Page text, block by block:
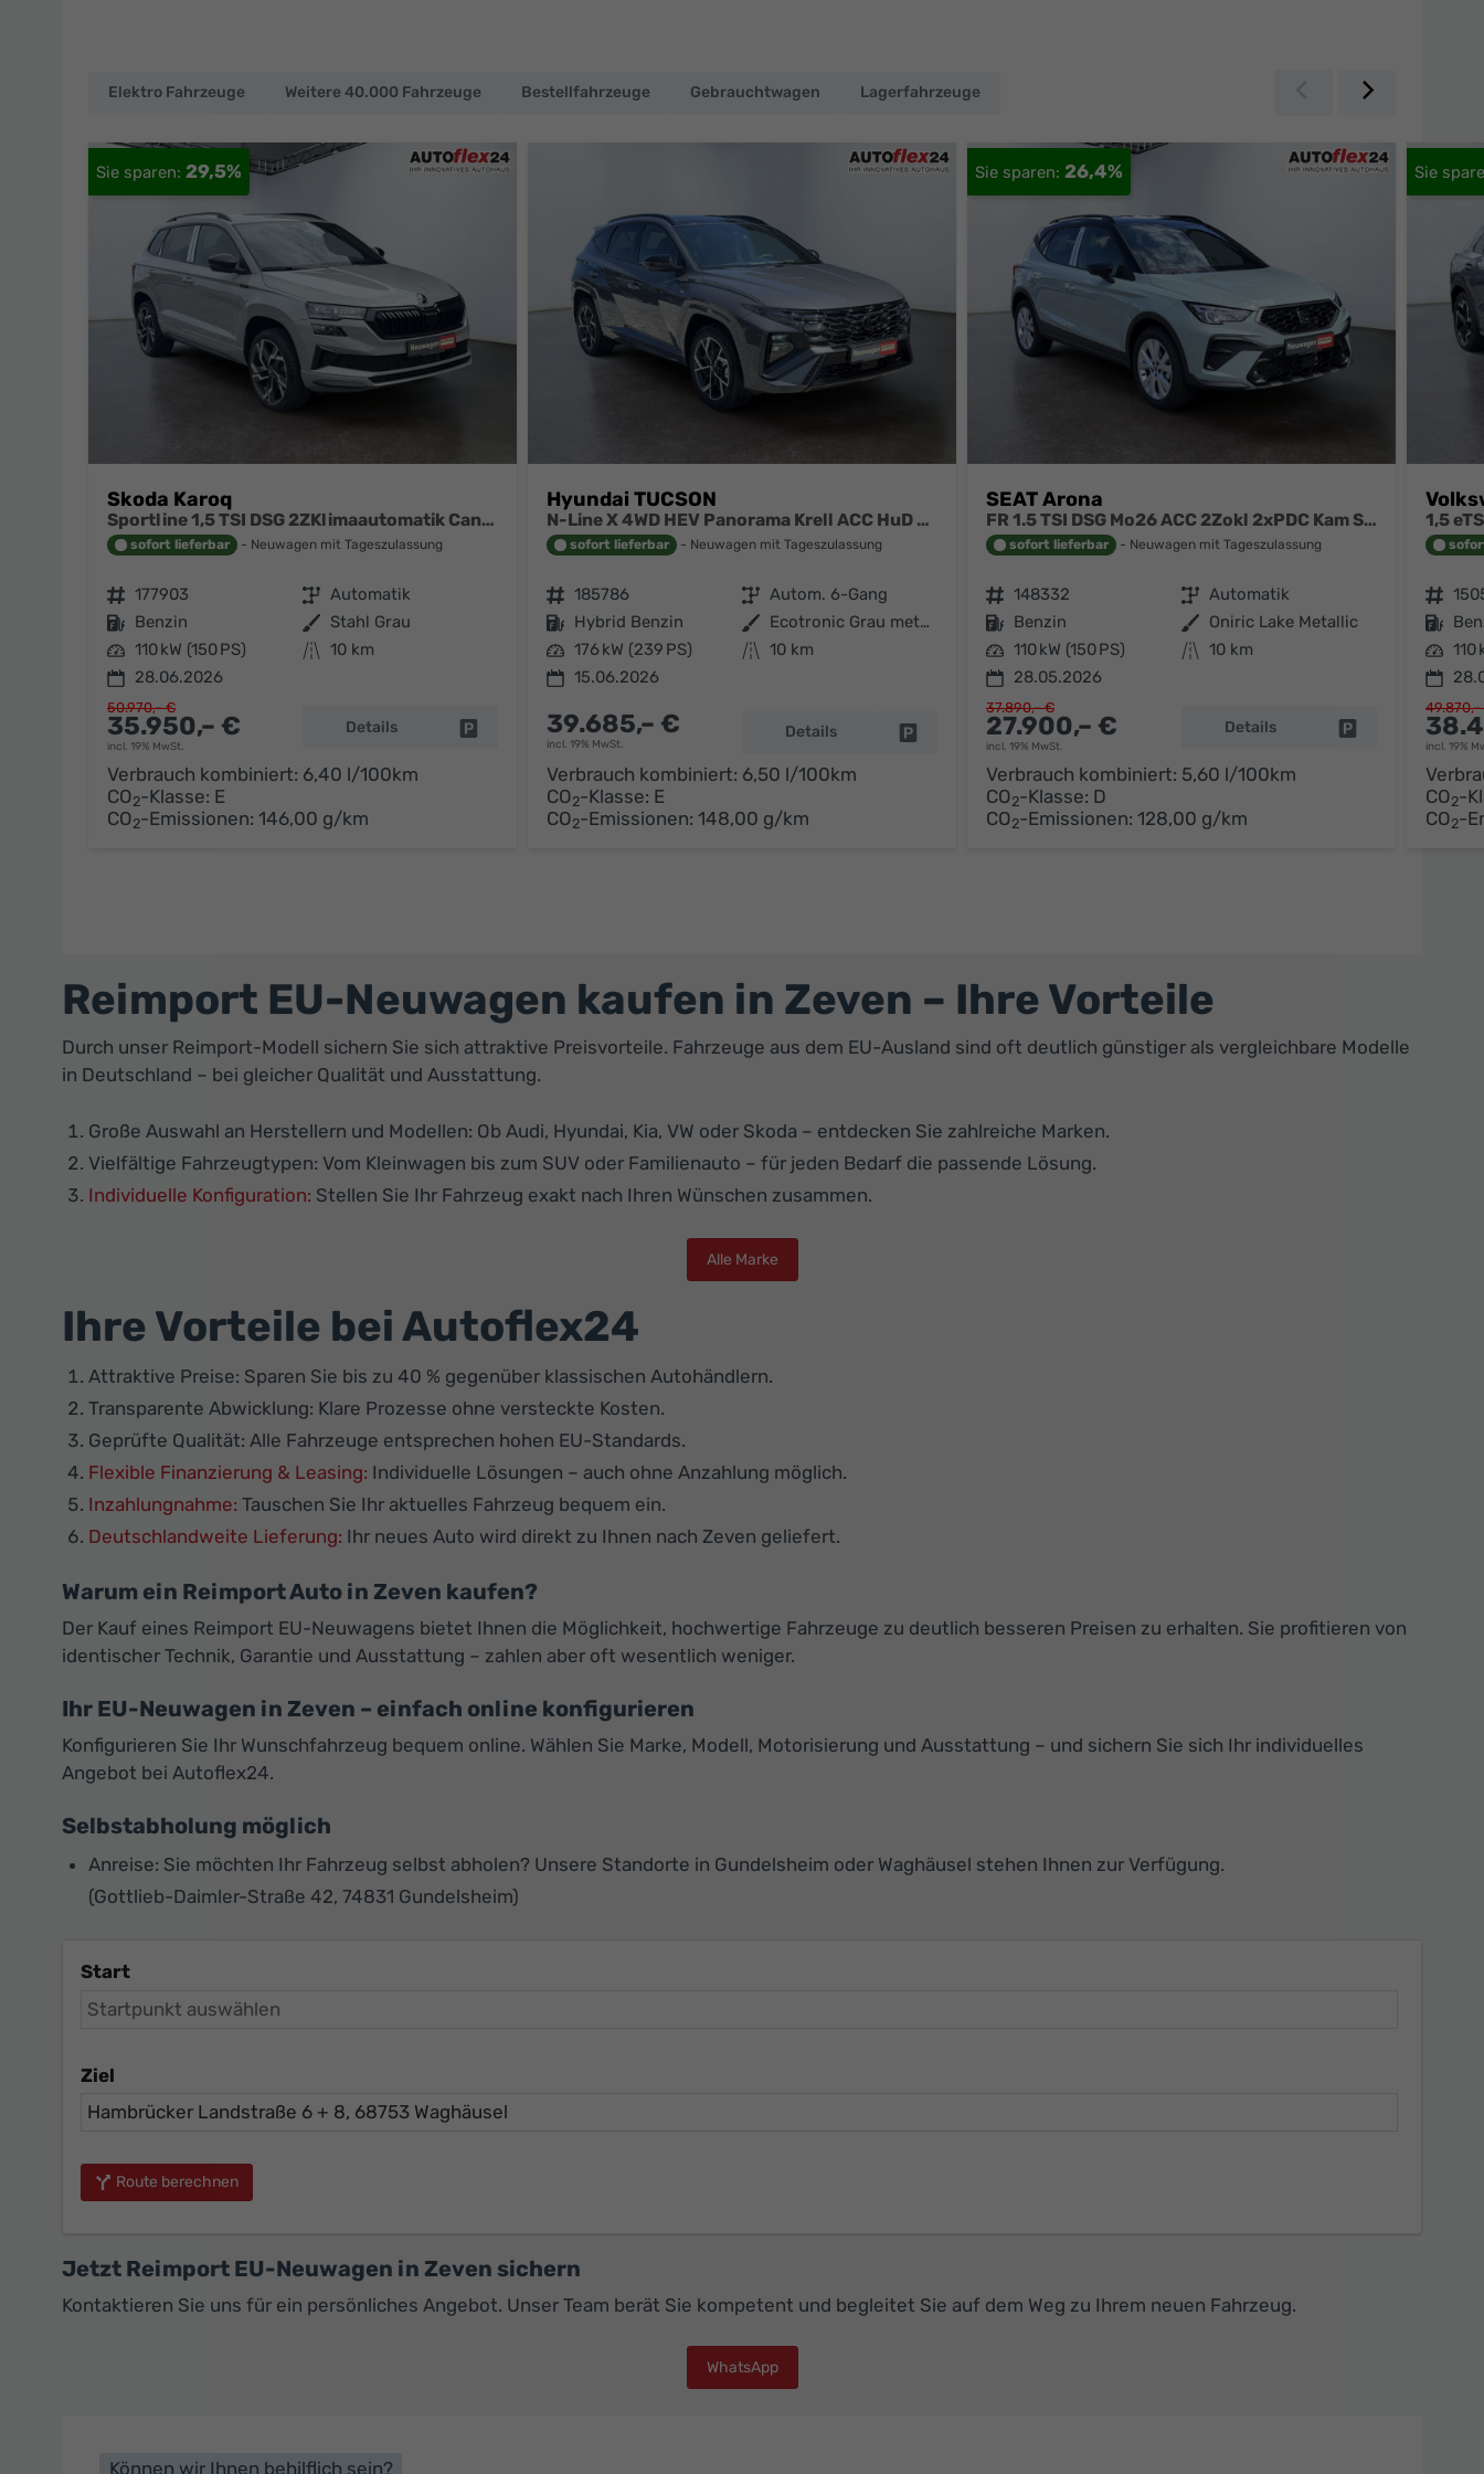
Neuwagen
und
deutsche
Fahrzeuge
Top-
Preisen
Elektro Fahrzeuge Weitere 40.000 Fahrzeuge Bestellfahrzeuge Gebrauchtwagen Lagerfahrzeuge Zurück
29,5%
Skoda Karoq
Sportline 1,5 TSI DSG 2ZKlimaautomatik Canton Anhängerkupplung Totewinkel Assistent 2 x Einparkhilfe Kamera 19 Zoll Felgen adaptiver Tempomat 5J Garantie
sofort lieferbar Neuwagen mit Tageszulassung
Fahrzeugnr. 177903 Getriebe Automatik
Kraftstoff Benzin Außenfarbe Stahl Grau
Leistung 110 kW (150 PS) Kilometerstand 10 km
28.06.2026
35.950,– €
incl. 19% MwSt.
50.970,– €
Details Fahrzeug parken
Verbrauch kombiniert: 6,40 l/100km
CO2-Klasse: E
CO2-Emissionen: 146,00 g/km
Hyundai TUCSON
N-Line X 4WD HEV Panorama Krell ACC HuD elektrische Sitze
sofort lieferbar Neuwagen mit Tageszulassung
Fahrzeugnr. 185786 Getriebe Autom. 6-Gang
Kraftstoff Hybrid Benzin Außenfarbe
Ecotronic Grau metallic
Leistung 176 kW (239 PS) Kilometerstand 10 km
15.06.2026
39.685,– €
incl. 19% MwSt.
Details Fahrzeug parken
Verbrauch kombiniert: 6,50 l/100km
CO2-Klasse: E
CO2-Emissionen: 148,00 g/km
26,4%
SEAT Arona
FR 1.5 TSI DSG Mo26 ACC 2Zokl 2xPDC Kam SHZ Full Link
sofort lieferbar Neuwagen mit Tageszulassung
Fahrzeugnr. 148332 Getriebe Automatik
Kraftstoff Benzin Außenfarbe Oniric Lake Metallic
Leistung 110 kW (150 PS) Kilometerstand 10 km
28.05.2026
27.900,– €
incl. 19% MwSt.
37.890,– €
Details Fahrzeug parken
Verbrauch kombiniert: 5,60 l/100km
CO2-Klasse: D
CO2-Emissionen: 128,00 g/km
Fahrzeugnr.
Kraftstoff
Leistung 110
incl. 19%
CO2-
CO2-
Reimport EU-Neuwagen kaufen in Zeven – Ihre Vorteile
Durch unser Reimport-Modell sichern Sie sich attraktive Preisvorteile. Fahrzeuge aus dem EU-Ausland sind oft deutlich günstiger als vergleichbare Modelle
in Deutschland – bei gleicher Qualität und Ausstattung.
Große Auswahl an Herstellern und Modellen: Ob Audi, Hyundai, Kia, VW oder Skoda – entdecken Sie zahlreiche Marken.
Vielfältige Fahrzeugtypen: Vom Kleinwagen bis zum SUV oder Familienauto – für jeden Bedarf die passende Lösung.
Individuelle Konfiguration: Stellen Sie Ihr Fahrzeug exakt nach Ihren Wünschen zusammen.
Alle Marke
Ihre Vorteile bei Autoflex24
Attraktive Preise: Sparen Sie bis zu 40 % gegenüber klassischen Autohändlern.
Transparente Abwicklung: Klare Prozesse ohne versteckte Kosten.
Geprüfte Qualität: Alle Fahrzeuge entsprechen hohen EU-Standards.
Flexible Finanzierung & Leasing: Individuelle Lösungen – auch ohne Anzahlung möglich.
Inzahlungnahme: Tauschen Sie Ihr aktuelles Fahrzeug bequem ein.
Deutschlandweite Lieferung: Ihr neues Auto wird direkt zu Ihnen nach Zeven geliefert.
Warum ein Reimport Auto in Zeven kaufen?
Der Kauf eines Reimport EU-Neuwagens bietet Ihnen die Möglichkeit, hochwertige Fahrzeuge zu deutlich besseren Preisen zu erhalten. Sie profitieren von
identischer Technik, Garantie und Ausstattung – zahlen aber oft wesentlich weniger.
Ihr EU-Neuwagen in Zeven – einfach online konfigurieren
Konfigurieren Sie Ihr Wunschfahrzeug bequem online. Wählen Sie Marke, Modell, Motorisierung und Ausstattung – und sichern Sie sich Ihr individuelles
Angebot bei Autoflex24.
Selbstabholung möglich
Anreise: Sie möchten Ihr Fahrzeug selbst abholen? Unsere Standorte in Gundelsheim oder Waghäusel stehen Ihnen zur Verfügung.
(Gottlieb-Daimler-Straße 42, 74831 Gundelsheim)
Start
Ziel
Route berechnen
Jetzt Reimport EU-Neuwagen in Zeven sichern
Kontaktieren Sie uns für ein persönliches Angebot. Unser Team berät Sie kompetent und begleitet Sie auf dem Weg zu Ihrem neuen Fahrzeug.
WhatsApp
Können wir Ihnen behilflich sein?